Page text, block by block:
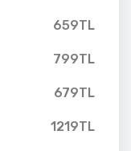
659TL
799TL
679TL
1219TL